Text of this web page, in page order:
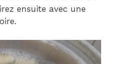
ensuite avec une